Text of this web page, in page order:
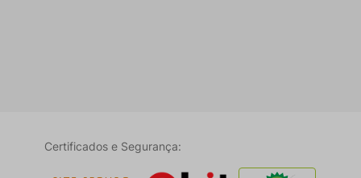
Certificados e Segurança: